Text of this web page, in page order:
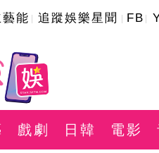
能 追蹤娛樂星聞 FB
戲劇 日韓 電影